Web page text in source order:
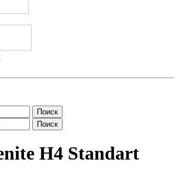
Поиск
Поиск
H4 Standart